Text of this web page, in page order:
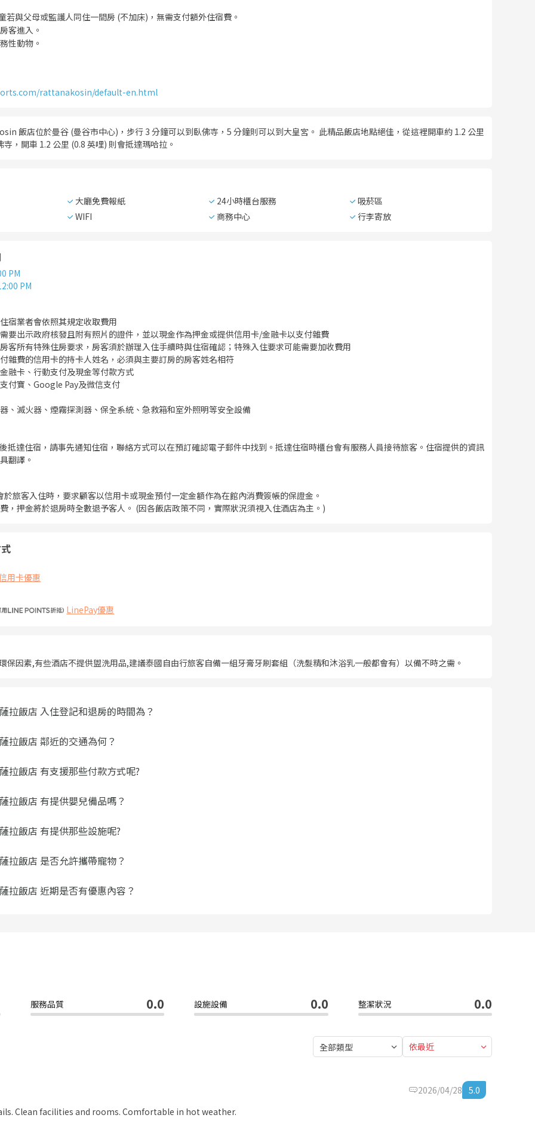
若與父母或監護人同住一間房 (不加床)，無需支付額外住宿費。
客進入。
性動物。
rattanakosin/default-en.html
飯店位於曼谷 (曼谷市中心)，步行 3 分鐘可以到臥佛寺，5 分鐘則可以到大皇宮。 此精品飯店地點絕佳，從這裡開車約 1.2 公里
，開車 1.2 公里 (0.8 英哩) 則會抵達瑪哈拉。
大廳免費報紙 24小時櫃台服務
吸菸區
WIFI
商務中心 行李寄放
PM
PM
宿業者會依照其規定收取費用
要出示政府核發且附有照片的證件，並以現金作為押金或提供信用卡/金融卡以支付雜費
客所有特殊住房要求，房客須於辦理入住手續時與住宿確認；特殊入住要求可能需要加收費用
雜費的信用卡的持卡人姓名，必須與主要訂房的房客姓名相符
融卡、行動支付及現金等付款方式
付寶、Google Pay及微信支付
、滅火器、煙霧探測器、保全系統、急救箱和室外照明等安全設備
抵達住宿，請事先通知住宿，聯絡方式可以在預訂確認電子郵件中找到。抵達住宿時櫃台會有服務人員接待旅客。住宿提供的資訊
翻譯。
旅客入住時，要求顧客以信用卡或現金預付一定金額作為在館內消費簽帳的保證金。
，押金將於退房時全數退予客人。 (因各飯店政策不同，實際狀況須視入住酒店為主。)
用卡優惠
LinePay優惠
因素,有些酒店不提供盥洗用品,建議泰國自由行旅客自備一組牙膏牙刷套組（洗髮精和沐浴乳一般都會有）以備不時之需。
拉飯店 入住登記和退房的時間為？
拉飯店 鄰近的交通為何？
拉飯店 有支援那些付款方式呢?
拉飯店 有提供嬰兒備品嗎？
拉飯店 有提供那些設施呢?
拉飯店 是否允許攜帶寵物？
拉飯店 近期是否有優惠內容？
服務品質 0.0 設施設備 0.0 整潔狀況 0.0
全部類型 依最近
2026/04/28 5.0
Clean facilities and rooms. Comfortable in hot weather.